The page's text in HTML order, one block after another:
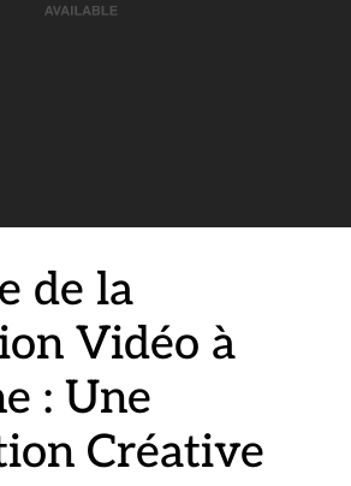
de la
Vidéo à
: Une
Créative